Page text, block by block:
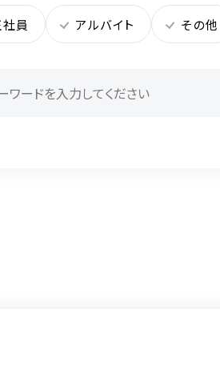
員 アルバイト その他